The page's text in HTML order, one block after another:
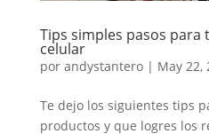
Tips simples pasos
celular
por andystantero| May 22,
Te dejo los siguientes tips
productos y que logres los